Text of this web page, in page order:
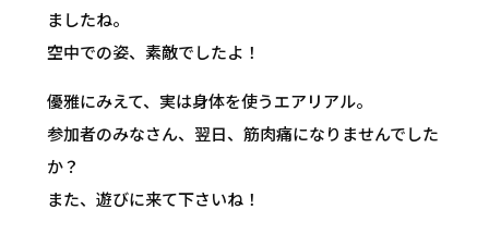
ましたね。
空中での姿、素敵でしたよ！
優雅にみえて、実は身体を使うエアリアル。
参加者のみなさん、翌日、筋肉痛になりませんでした
か？
また、遊びに来て下さいね！